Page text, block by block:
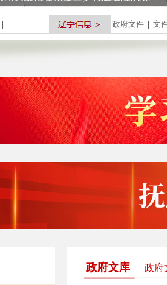
| 政府文件 | 文
政府文库 政